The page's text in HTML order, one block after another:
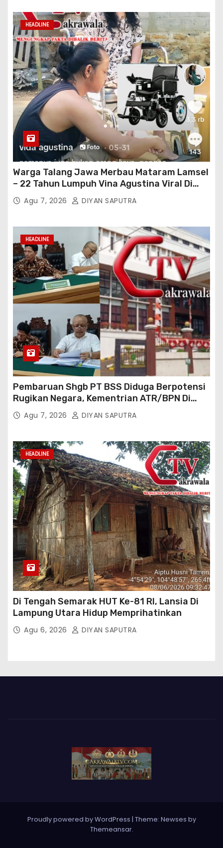
HEADLINE
Warga Talang Jawa Merbau Mataram Lamsel
– 22 Tahun Lumpuh Vina Agustina Viral Di
Tiktok Inginkan Kursi Roda Listrik, Kepala
Perwakilan Provinsi Lampung Media
Bertindak
Agu 7, 2026 DIYAN SAPUTRA
HEADLINE
Pembaruan Shgb PT BSS Diduga Berpotensi
Rugikan Negara, Kementrian ATR/BPN Di
Gugat Di PTUN Jakarta
Agu 7, 2026 DIYAN SAPUTRA
HEADLINE
Di Tengah Semarak HUT Ke-81 RI, Lansia Di
Lampung Utara Hidup Memprihatinkan
Agu 6, 2026 DIYAN SAPUTRA
Proudly powered by WordPress | Theme: Newses by
Themeansar.